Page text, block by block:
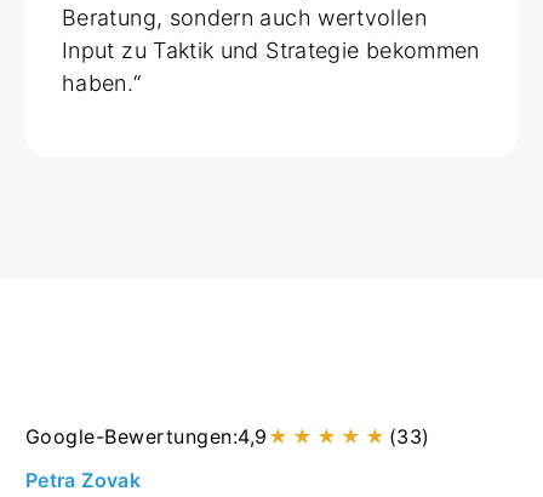
Beratung, sondern auch wertvollen
Input zu Taktik und Strategie bekommen
haben.“
Google-Bewertungen:4,9 ★★★★★ (33)
Petra Zovak